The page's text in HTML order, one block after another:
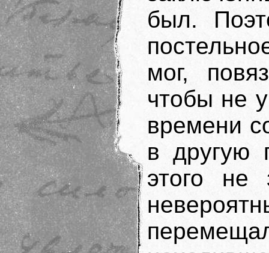
был.
мог,
чтобы не
времени
в другую
этого